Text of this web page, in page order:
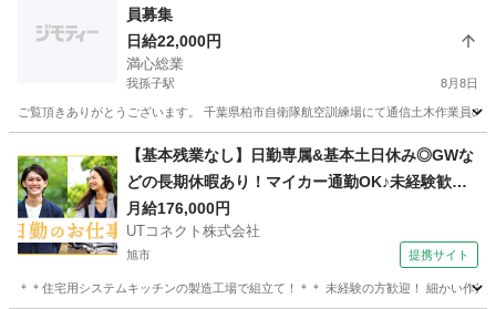
員募集
日給22,000円
満心総業
我孫子駅 8月8日
ご覧頂きありがとうございます。 千葉県柏市自衛隊航空訓練場にて通信土木作業員
我孫子駅 その他
【基本残業なし】日勤専属&基本土日休み◎GWな
どの長期休暇あり！マイカー通勤OK♪未経験歓
迎！若手～ミドル男女活躍中【システムキッチン
の組立て】＜茨城県神栖市＞
月給176,000円
UTコネクト株式会社
旭市 提携サイト
＊＊住宅用システムキッチンの製造工場で組立て！＊＊ 未経験の方歓迎！ 細かい作